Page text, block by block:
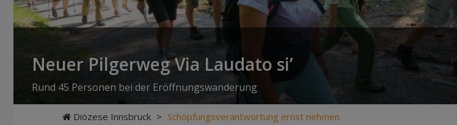
Neuer Pilgerweg Via Laudato si’
Rund 45 Personen bei der Eröffnungswanderung
Diözese Innsbruck > Schöpfungsverantwortung ernst nehmen